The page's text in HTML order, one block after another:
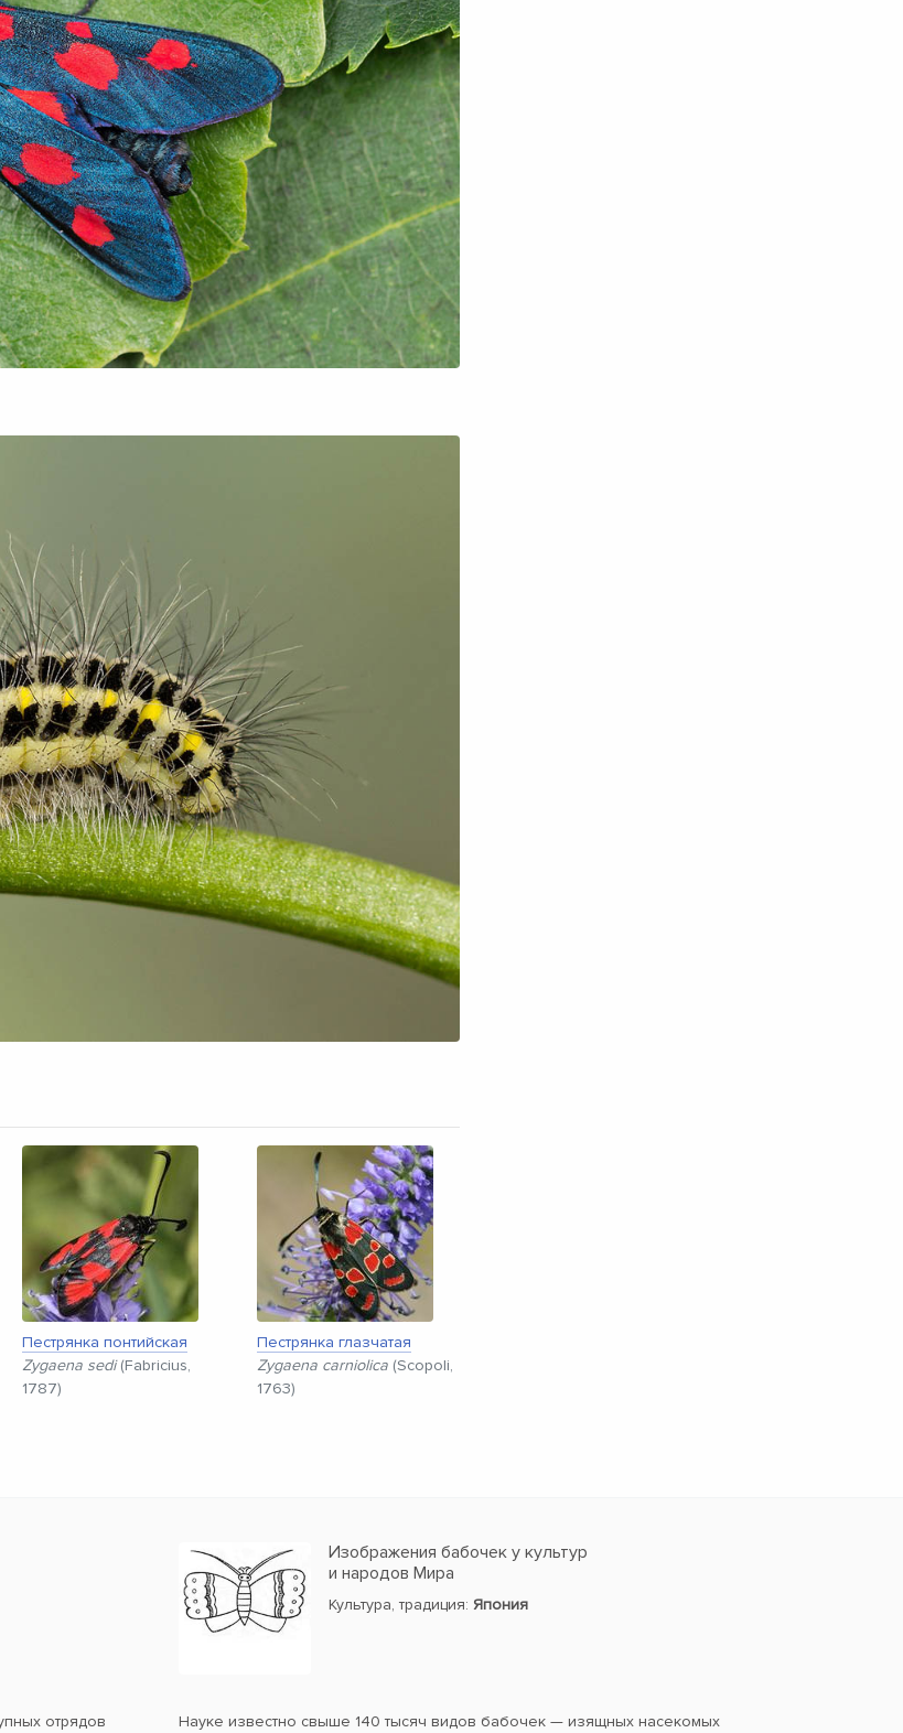
Пестрянка понтийская
Zygaena sedi(Fabricius,
1787)
Пестрянка глазчатая
Zygaena carniolica (Scopoli,
1763)
Изображения бабочек у культур
и народов Мира
Культура, традиция: Япония
отрядов
Науке известно свыше 140 тысяч видов бабочек — изящных насекомых